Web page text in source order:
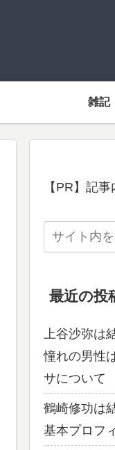
雑記
【PR】記
最近の投
上谷沙弥は
憧れの男性
サについて
鶴崎修功は
基本プロフ